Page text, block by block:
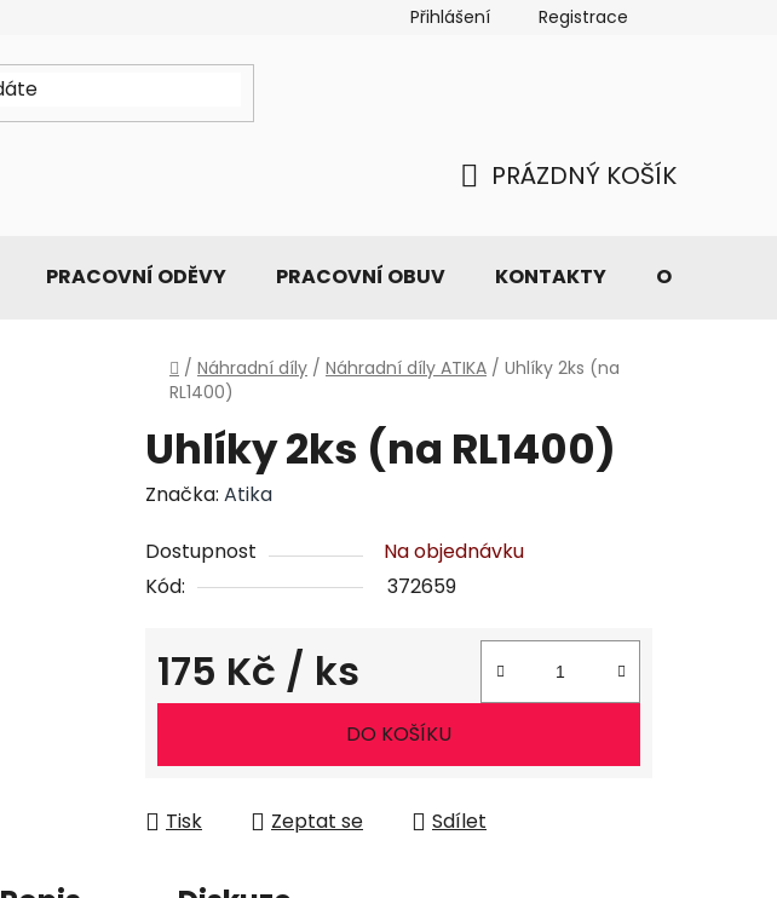
Přihlášení Registrace
KOŠÍK
PRÁZDNÝ KOŠÍK
PRACOVNÍ ODĚVY PRACOVNÍ OBUV KONTAKTY O NÁS
Domů
/ Náhradní díly / Náhradní díly ATIKA / Uhlíky 2ks (na
RL1400)
Uhlíky 2ks (na RL1400)
Značka: Atika
Dostupnost
Na objednávku
Kód:
372659
175 Kč / ks
Měrná cena:
DO KOŠÍKU
Tisk Zeptat se Sdílet